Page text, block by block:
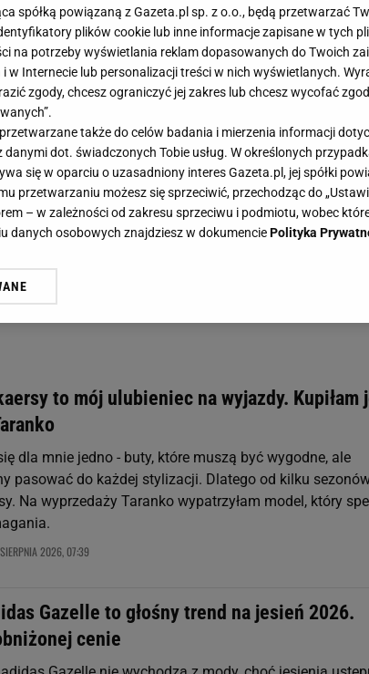
to mój ulubieniec na wyjazdy. Kupiłam
dla mnie jedno - buty, które muszą być wygodne, ale
pasować do każdej stylizacji. Dlatego od kilku
Na wyprzedaży Taranko wypatrzyłam model, który
2026, 07:39
Gazelle to głośny trend na jesień 2026.
cenie
spółką powiązaną z Gazeta.pl sp. z o.o., będą przetwarzać
plików cookie lub inne informacje zapisane w tych
na potrzeby wyświetlania reklam dopasowanych do Twoich
w Internecie lub personalizacji treści w nich wyświetlanych.
zgody, chcesz ograniczyć jej zakres lub chcesz wycofać
także do celów badania i mierzenia informacji
danymi dot. świadczonych Tobie usług. W określonych
się w oparciu o uzasadniony interes Gazeta.pl, jej spółki
przetwarzaniu możesz się sprzeciwić, przechodząc do
– w zależności od zakresu sprzeciwu i podmiotu, wobec
danych osobowych znajdziesz w dokumenciePolityka
zgodę na zainstalowanie i przechowywanie plików cookie
S.A. możemy przetwarzać dane osobowe w następujących
Aktywne skanowanie charakterystyki urządzenia
lub dostęp do nich. Spersonalizowane reklamy i treści,
Lista Zaufanych Partnerów